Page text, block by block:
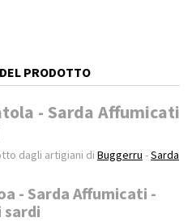
PRODOTTO
- Sarda Affumicati
dagli artigiani di Buggerru -Sarda
- Sarda Affumicati -